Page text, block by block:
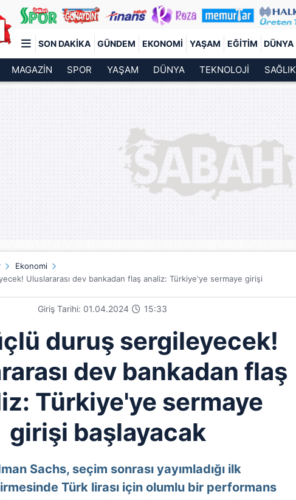
SON DAKIKA GÜNDEM EKONOMI YAŞAM EĞITIM DÜNYA
sitesi
MAGAZİN SPOR YAŞAM DÜNYA TEKNOLOJİ SAĞLIK
Ekonomi
Uluslararası dev bankadan flaş analiz: Türkiye'ye sermaye girişi
Giriş Tarihi: 01.04.2024 15:33
duruş sergileyecek!
dev bankadan flaş
Türkiye'ye sermaye
girişi başlayacak
Sachs, seçim sonrası yayımladığı ilk
Türk lirası için olumlu bir performans